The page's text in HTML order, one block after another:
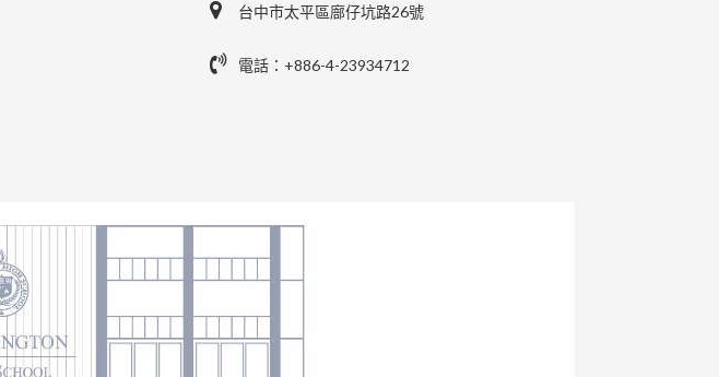
台中市太平區廍仔坑路26號
電話：+886-4-23934712